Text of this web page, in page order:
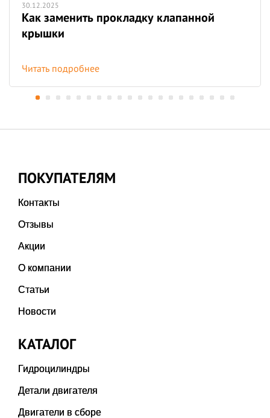
30.12.2025
Как заменить прокладку клапанной
крышки
Читать подробнее
ПОКУПАТЕЛЯМ
Контакты
Отзывы
Акции
О компании
Статьи
Новости
КАТАЛОГ
Гидроцилиндры
Детали двигателя
Двигатели в сборе